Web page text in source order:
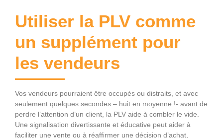
Utiliser la PLV comme
un supplément pour
les vendeurs
Vos vendeurs pourraient être occupés ou distraits, et avec
seulement quelques secondes – huit en moyenne !- avant de
perdre l’attention d’un client, la PLV aide à combler le vide.
Une signalisation divertissante et éducative peut aider à
faciliter une vente ou à réaffirmer une décision d’achat,